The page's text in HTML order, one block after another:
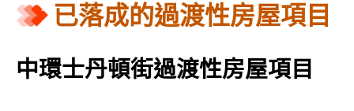
已落成的過渡性房屋項目
中環士丹頓街過渡性房屋項目